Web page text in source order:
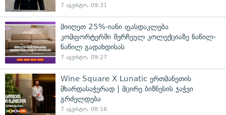
7 აგვისტო, 09:31
მიიღეთ 25%-იანი ფასდაკლება
კომფორტერში შერჩეულ კოლექციაზე ნაწილ-
ნაწილ გადახდისას
7 აგვისტო, 09:27
Wine Square X Lunatic ერთმანეთის
მხარდასაჭერად | მცირე ბიზნესის ჯაჭვი
გრძელდება
7 აგვისტო, 08:16